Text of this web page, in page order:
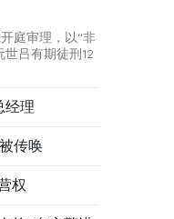
庭审理，以“非
世吕有期徒刑12
经理
传唤
权